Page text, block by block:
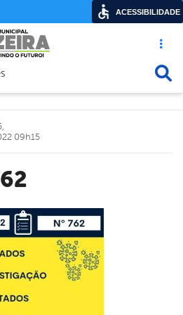
Acesso
09h15
ACESSIBILIDADE